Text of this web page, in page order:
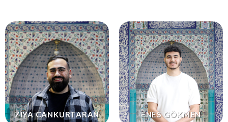
ZİYA CANKURTARAN ENES GÖKMEN